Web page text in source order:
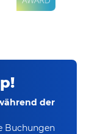
der
Buchungen